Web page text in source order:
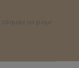
cliquez ici pour